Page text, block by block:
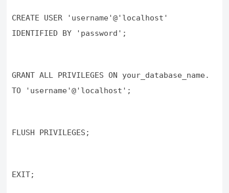
CREATE USER 'username'@'localhost'
IDENTIFIED BY 'password';
GRANT ALL PRIVILEGES ON your_database_name.
TO 'username'@'localhost';
FLUSH PRIVILEGES;
EXIT;